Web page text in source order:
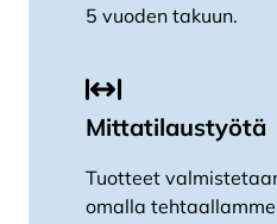
5 vuoden takuun.
Mittatilaustyötä
Tuotteet
omalla